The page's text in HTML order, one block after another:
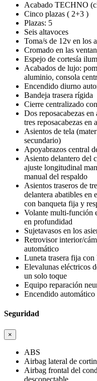
Acabado TECHNO
Cinco plazas ( 2+3 )
Plazas: 5
Seis altavoces
Toma/s de 12v en los
Cromado en las
Espejo de cortesía
Acabados de lujo:
aluminio, consola
Encendido diurno
Bandeja trasera rígida
Cierre centralizado
Dos reposacabezas
tres reposacabezas en
Asientos de tela
secundario)
Apoyabrazos central
Asiento delantero del
ajuste longitudinal
manual del respaldo
Asientos traseros de
delantera abatibles en
con banqueta fija y
Volante multi-función
en profundidad
Sujetavasos en los
Retrovisor interior/
automático
Luneta trasera fija
Elevalunas eléctricos
un solo toque
Equipo reparación
Encendido automático
Seguridad
×
ABS
Airbag lateral de
Airbag frontal del
desconectable